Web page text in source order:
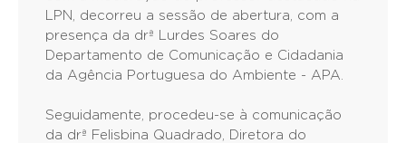
LPN, decorreu a sessão de abertura, com a
presença da drª Lurdes Soares do
Departamento de Comunicação e Cidadania
da Agência Portuguesa do Ambiente - APA.
Seguidamente, procedeu-se à comunicação
da drª Felisbina Quadrado, Diretora do